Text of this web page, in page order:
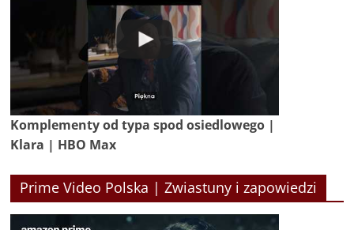
Komplementy od typa spod osiedlowego |
Klara | HBO Max
Prime Video Polska | Zwiastuny i zapowiedzi